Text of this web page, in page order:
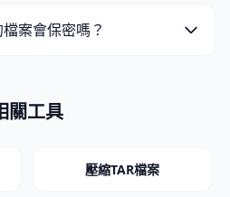
案會保密嗎？
關工具
壓縮TAR檔案